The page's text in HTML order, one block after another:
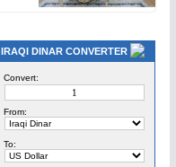
IRAQI DINAR CONVERTER